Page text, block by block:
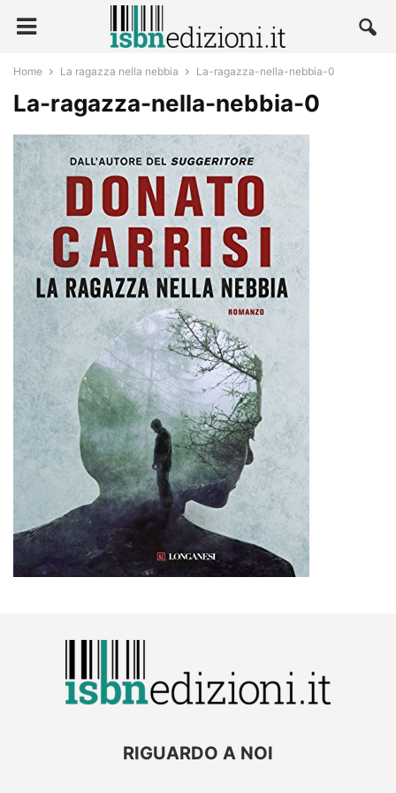
Home La ragazza nella nebbia La-ragazza-nella-nebbia-0
La-ragazza-nella-nebbia-0
RIGUARDO A NOI